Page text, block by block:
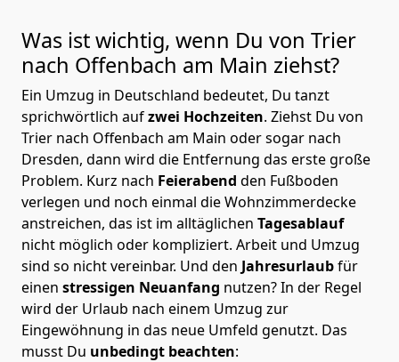
Was ist wichtig, wenn Du von Trier
nach Offenbach am Main ziehst?
Ein Umzug in Deutschland bedeutet, Du tanzt
sprichwörtlich aufzwei Hochzeiten. Ziehst Du von
Trier nach Offenbach am Main oder sogar nach
Dresden, dann wird die Entfernung das erste große
Problem. Kurz nach Feierabend den Fußboden
verlegen und noch einmal die Wohnzimmerdecke
anstreichen, das ist im alltäglichen Tagesablauf
nicht möglich oder kompliziert. Arbeit und Umzug
sind so nicht vereinbar. Und den Jahresurlaubfür
einen stressigen Neuanfang nutzen? In der Regel
wird der Urlaub nach einem Umzug zur
Eingewöhnung in das neue Umfeld genutzt. Das
musst Du unbedingt beachten: